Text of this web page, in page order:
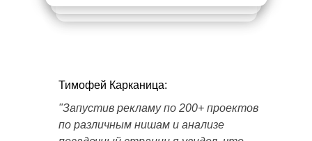
"Запустив рекламу по 200+ проектов
по различным нишам и анализе
Тимофей Карканица: